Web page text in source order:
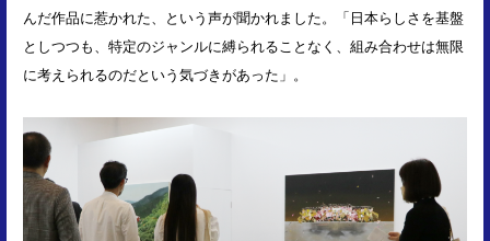
んだ作品に惹かれた、という声が聞かれました。「日本らしさを基盤
としつつも、特定のジャンルに縛られることなく、組み合わせは無限
に考えられるのだという気づきがあった」。